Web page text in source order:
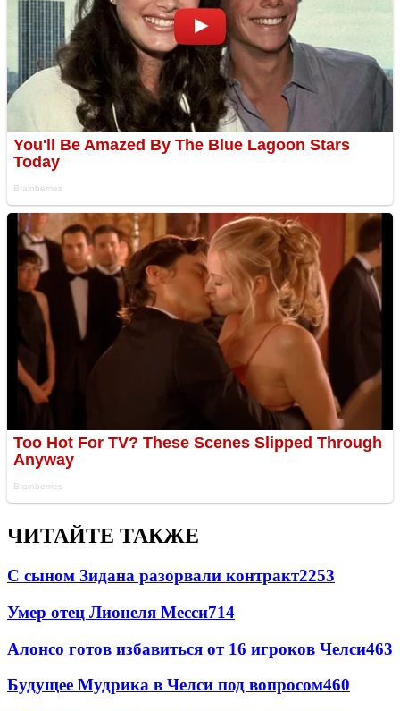
ЧИТАЙТЕ ТАКЖЕ
С сыном Зидана разорвали контракт2253
Умер отец Лионеля Месси714
Алонсо готов избавиться от 16 игроков Челси463
Будущее Мудрика в Челси под вопросом460